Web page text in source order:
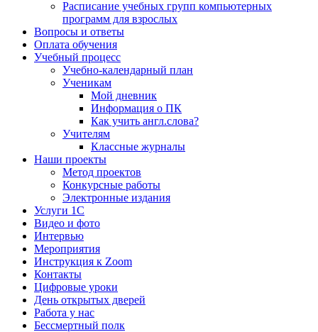
Расписание учебных групп компьютерных
программ для взрослых
Вопросы и ответы
Оплата обучения
Учебный процесс
Учебно-календарный план
Ученикам
Мой дневник
Информация о ПК
Как учить англ.слова?
Учителям
Классные журналы
Наши проекты
Метод проектов
Конкурсные работы
Электронные издания
Услуги 1C
Видео и фото
Интервью
Мероприятия
Инструкция к Zoom
Контакты
Цифровые уроки
День открытых дверей
Работа у нас
Бессмертный полк